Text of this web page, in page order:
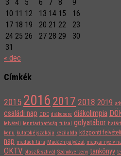
3
4 5 6 7 8
9
10 11 12 13 14 15
16
17 18 19 20 21 22
23
24 25 26 27 28 29
30
31
« dec
Címkék
2015 2016 2017 2018 2019
családi nap DDC diákcsere diákolimpia
felvételi fenntarthatóság futsal golyatábor
kenu kutatók éjszakája kézilabda központi felvételi
nap madách-túra Madách pályázat magyar nyelv
OKTV olasz fesztivál Szónokverseny tankönyv